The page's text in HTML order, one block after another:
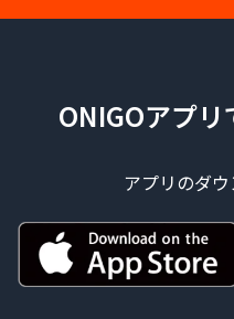
ONIGOアプ
アプリのダ